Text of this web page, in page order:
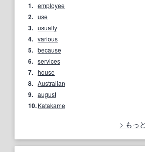
1. employee
2. use
3. usually
4. various
5. because
6. services
7. house
8. Australian
9. august
10.Katakame
もっ